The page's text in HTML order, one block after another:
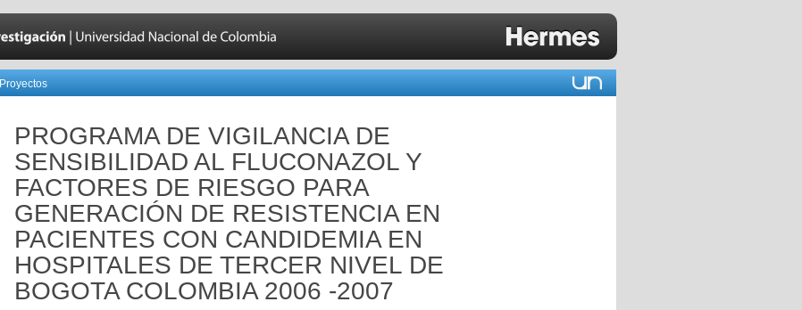
Proyectos
PROGRAMA DE VIGILANCIA DE
SENSIBILIDAD AL FLUCONAZOL Y
FACTORES DE RIESGO PARA
GENERACIÓN DE RESISTENCIA EN
PACIENTES CON CANDIDEMIA EN
HOSPITALES DE TERCER NIVEL DE
BOGOTA COLOMBIA 2006 -2007